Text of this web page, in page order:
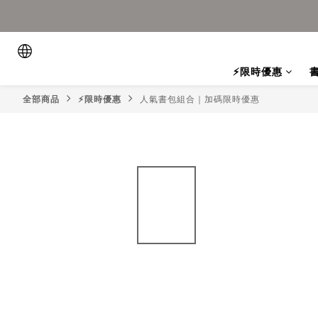
⚡限時優惠
全部商品 ⚡限時優惠 人氣書包組合｜加碼限時優惠